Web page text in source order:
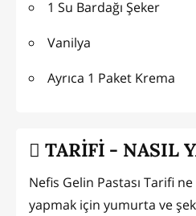
1 Su Bardağı Şeker
Vanilya
Ayrıca 1 Paket Krema
TARİFİ - NASIL
Nefis Gelin Pastası Tarifi
yapmak için yumurta ve